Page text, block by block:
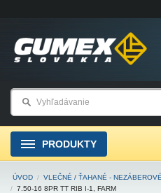
PRODUKTY
ÚVOD / VLEČNÉ / ŤAHANÉ - NEZÁBEROVÉ
/ 7.50-16 8PR TT RIB I-1, FARM